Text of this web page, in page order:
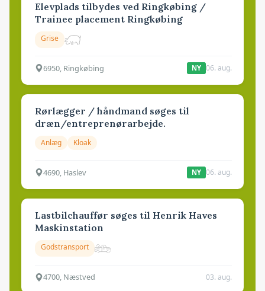
Elevplads tilbydes ved Ringkøbing /
Trainee placement Ringkøbing
Grise
6950, Ringkøbing NY 06. aug.
Rørlægger / håndmand søges til
dræn/entreprenørarbejde.
Anlæg Kloak
4690, Haslev NY 06. aug.
Lastbilchauffør søges til Henrik Haves
Maskinstation
Godstransport
4700, Næstved 03. aug.